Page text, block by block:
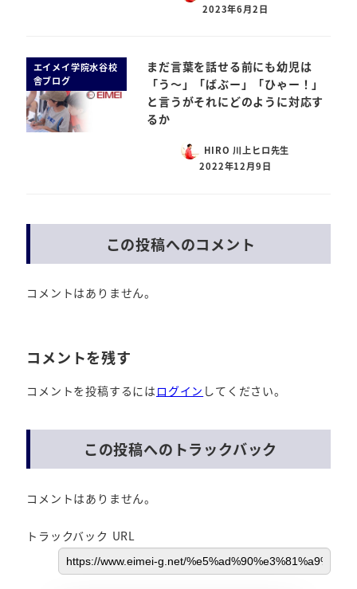
2023年6月2日
エイメイ学院水谷校
舎ブログ
まだ言葉を話せる前にも幼児は
「う～」「ばぶー」「ひゃー！」
と言うがそれにどのように対応す
るか
HIRO 川上ヒロ先生
2022年12月9日
この投稿へのコメント
コメントはありません。
コメントを残す
コメントを投稿するには ログイン してください。
この投稿へのトラックバック
コメントはありません。
トラックバック URL